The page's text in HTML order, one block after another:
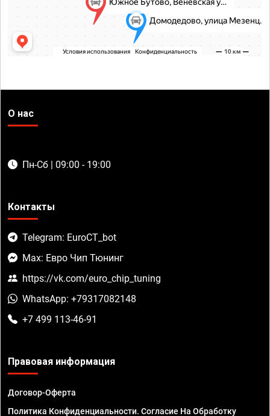
О нас
Пн-Сб | 09:00 - 19:00
Контакты
Telegram: EuroCT_bot
Max: Евро Чип Тюнинг
https://vk.com/euro_chip_tuning
WhatsApp: +79317082148
+7 499 113-46-91
Правовая информация
Договор-Оферта
Политика Конфиденциальности. Согласие На Обработку